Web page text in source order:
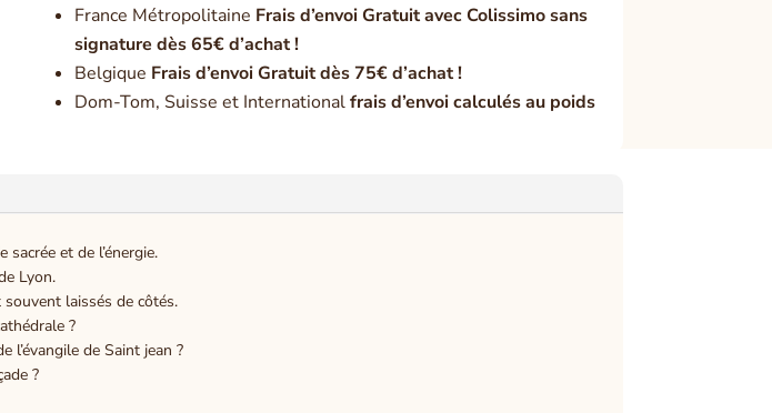
France Métropolitaine Frais d’envoi Gratuit avec Colissimo sans
signature dès 65€ d’achat !
Belgique Frais d’envoi Gratuit dès 75€ d’achat !
Dom-Tom, Suisse et Internationalfrais d’envoi calculés au poids
sacrée et de l’énergie.
Lyon.
laissés de côtés.
?
l’évangile de Saint jean ?
?